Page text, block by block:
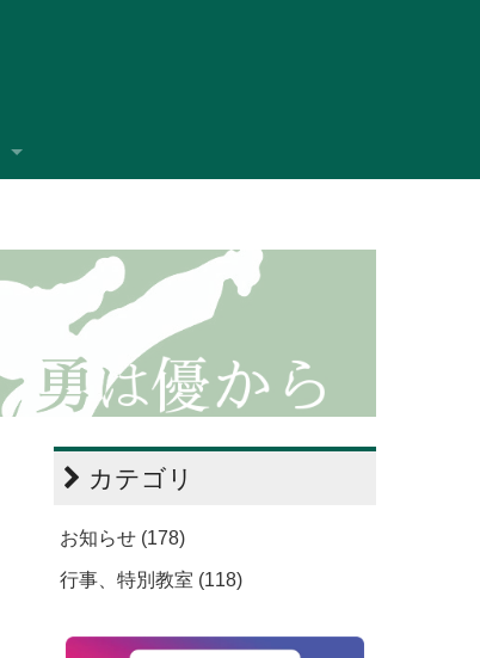
カテゴリ
お知らせ (178)
行事、特別教室 (118)